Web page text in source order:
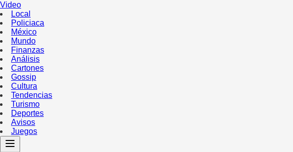
Video
Local
Policiaca
México
Mundo
Finanzas
Análisis
Cartones
Gossip
Cultura
Tendencias
Turismo
Deportes
Avisos
Juegos